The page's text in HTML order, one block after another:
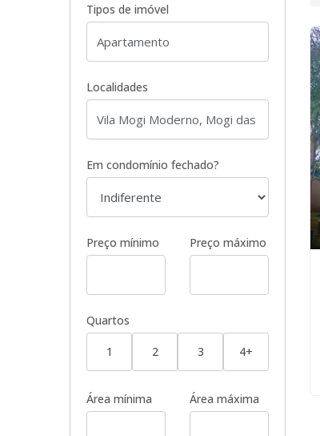
Tipos de imóvel
Localidades
Em condomínio fechado?
Preço mínimo Preço máximo
Quartos
1 2 3 4+
Área mínima Área máxima